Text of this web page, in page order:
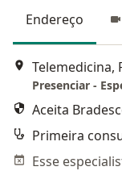
Endereço
Telemedicina,
Presenciar -
Aceita
Primeira